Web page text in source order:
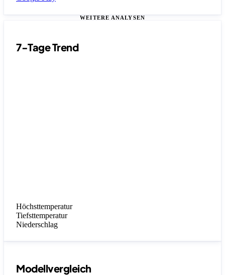
WEITERE ANALYSEN
7-Tage Trend
Höchsttemperatur
Tiefsttemperatur
Niederschlag
Modellvergleich